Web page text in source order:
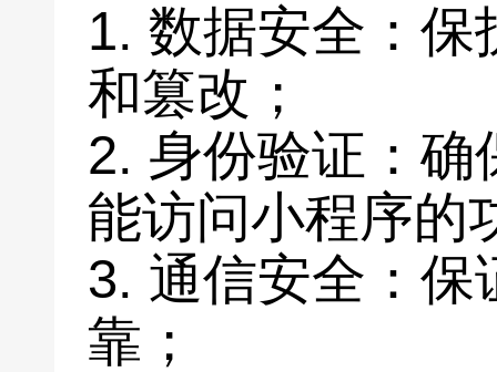
1. 数据安全：保
和篡改；
2. 身份验证：确
能访问小程序的
3. 通信安全：保
靠；